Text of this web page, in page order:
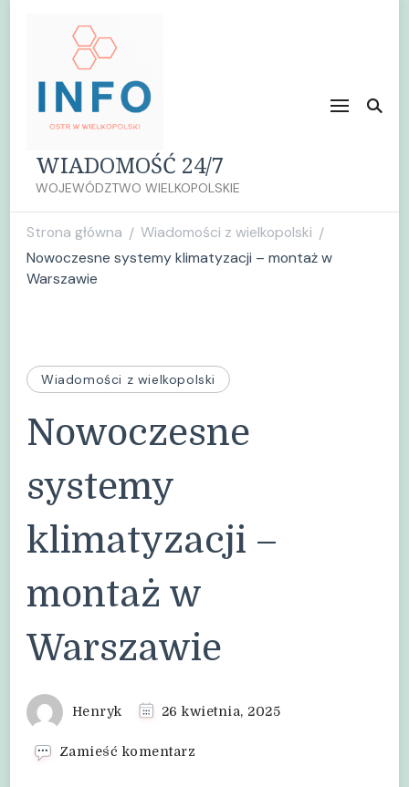
WIADOMOŚĆ 24/7
WOJEWÓDZTWO WIELKOPOLSKIE
Strona główna / Wiadomości z wielkopolski /
Nowoczesne systemy klimatyzacji – montaż w
Warszawie
Wiadomości z wielkopolski
Nowoczesne
systemy
klimatyzacji –
montaż w
Warszawie
Henryk 26 kwietnia, 2025
Zamieść komentarz